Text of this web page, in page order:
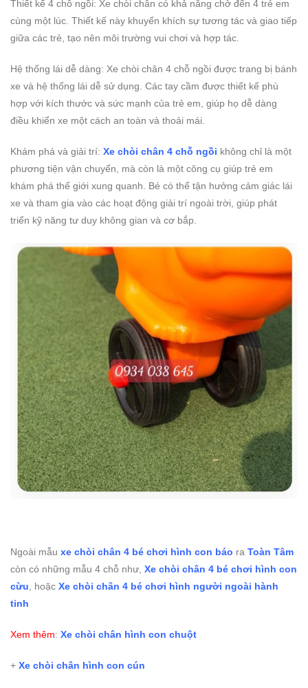
Thiết kế 4 chỗ ngồi: Xe chòi chân có khả năng chở đến 4 trẻ em
cùng một lúc. Thiết kế này khuyến khích sự tương tác và giao tiếp
giữa các trẻ, tạo nên môi trường vui chơi và hợp tác.
Hệ thống lái dễ dàng: Xe chòi chân 4 chỗ ngồi được trang bị bánh
xe và hệ thống lái dễ sử dụng. Các tay cầm được thiết kế phù
hợp với kích thước và sức mạnh của trẻ em, giúp họ dễ dàng
điều khiển xe một cách an toàn và thoải mái.
Khám phá và giải trí: Xe chòi chân 4 chỗ ngồi không chỉ là một
phương tiện vận chuyển, mà còn là một công cụ giúp trẻ em
khám phá thế giới xung quanh. Bé có thể tận hưởng cảm giác lái
xe và tham gia vào các hoạt động giải trí ngoài trời, giúp phát
triển kỹ năng tư duy không gian và cơ bắp.
Ngoài mẫu xe chòi chân 4 bé chơi hình con báo ra Toàn Tâm
còn có những mẫu 4 chỗ như, Xe chòi chân 4 bé chơi hình con
cừu, hoặc Xe chòi chân 4 bé chơi hình người ngoài hành
tinh
Xem thêm: Xe chòi chân hình con chuột
+ Xe chòi chân hình con cún